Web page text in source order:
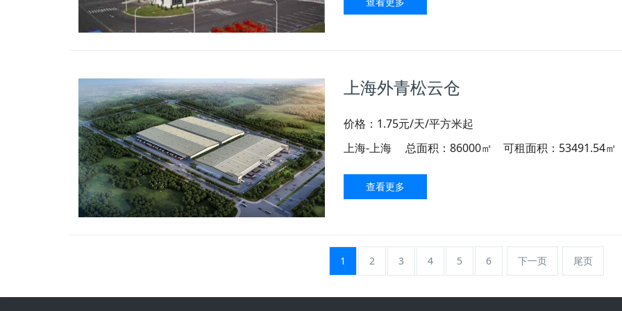
上海外青松云仓
价格：1.75元/天/平方米起
上海-上海
总面积：86000㎡ 可租面积：53491.54㎡
查看更多
1 2 3 4 5 6 下一页 尾页